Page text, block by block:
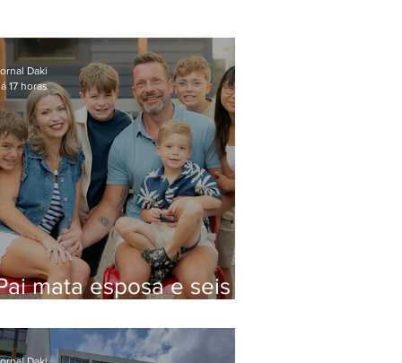
mata esposa e seis
Daki
17 horas